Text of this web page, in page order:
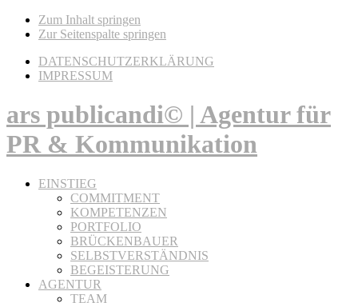
Zum Inhalt springen
Zur Seitenspalte springen
DATENSCHUTZERKLÄRUNG
IMPRESSUM
ars publicandi© | Agentur für
PR & Kommunikation
EINSTIEG
COMMITMENT
KOMPETENZEN
PORTFOLIO
BRÜCKENBAUER
SELBSTVERSTÄNDNIS
BEGEISTERUNG
AGENTUR
TEAM